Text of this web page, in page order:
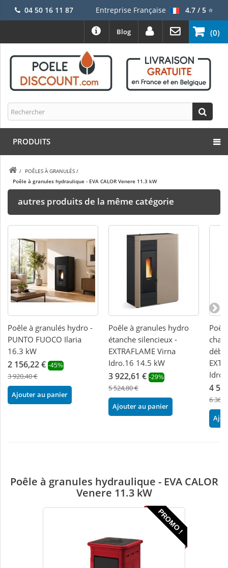
04 50 16 11 87 Entreprise Française 4.7 / 5⭐
(0)
Blog
PRODUITS
/ POÊLES À GRANULÉS /
Poêle à granules hydraulique - EVA CALOR Venere 11.3 kW
autres produits de la même catégorie
Poêle à granulés hydro -
PUNTO FUOCO Ilaria
16.3 kW
2 156,22 € -45%
3 920,40 €
Ajouter au panier
Poêle à granules hydro
étanche silencieux -
EXTRAFLAME Virna
Idro.16 14.5 kW
3 922,61 € -29%
5 524,80 €
Ajouter au panier
Idro
4
6
Poêle à granules hydraulique - EVA CALOR
Venere 11.3 kW
PROMO !